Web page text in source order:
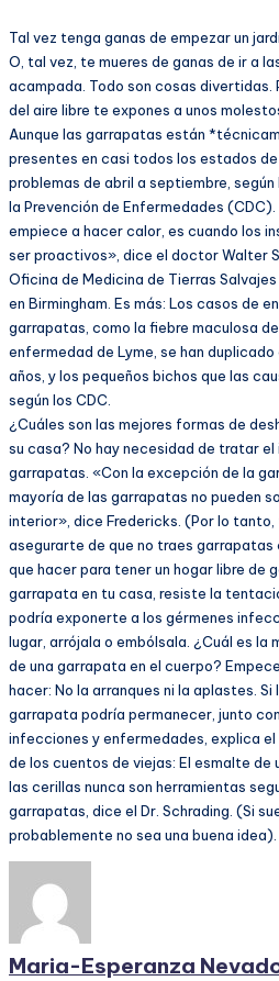
Tal vez tenga ganas de empezar un
O, tal vez, te mueres de ganas de ir a
acampada. Todo son cosas divertidas.
del aire libre te expones a unos
Aunque las garrapatas están
presentes en casi todos los estados de
problemas de abril a septiembre,
la Prevención de Enfermedades
empiece a hacer calor, es cuando los
ser proactivos», dice el doctor Walter
Oficina de Medicina de Tierras
en Birmingham. Es más: Los casos de
garrapatas, como la fiebre maculosa
enfermedad de Lyme, se han duplicado
años, y los pequeños bichos que las
según los CDC.
¿Cuáles son las mejores formas de
su casa? No hay necesidad de tratar
garrapatas. «Con la excepción de la
mayoría de las garrapatas no pueden
interior», dice Fredericks. (Por lo
asegurarte de que no traes garrapatas
que hacer para tener un hogar libre de
garrapata en tu casa, resiste la
podría exponerte a los gérmenes
lugar, arrójala o embólsala. ¿Cuál es la
de una garrapata en el cuerpo?
hacer: No la arranques ni la aplastes.
garrapata podría permanecer, junto
infecciones y enfermedades, explica el
de los cuentos de viejas: El esmalte de
las cerillas nunca son herramientas
garrapatas, dice el Dr. Schrading. (Si
probablemente no sea una buena idea).
Maria-Esperanza